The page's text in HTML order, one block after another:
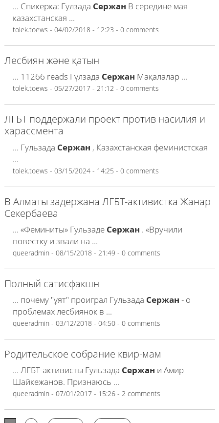
... Спикерка: Гулзада Сержан В середине мая
казахстанская ...
tolek.toews - 04/02/2018 - 12:23 - 0 comments
Лесбиян және қатын
... 11266 reads Гүлзада Сержан Мақалалар ...
tolek.toews - 05/27/2017 - 21:12 - 0 comments
ЛГБТ поддержали проект против насилия и
харассмента
... Гульзада Сержан , Казахстанская феминистская
...
tolek.toews - 03/15/2024 - 14:25 - 0 comments
В Алматы задержана ЛГБТ-активистка Жанар
Секербаева
... «Феминиты» Гульзаде Сержан . «Вручили
повестку и звали на ...
queeradmin - 08/15/2018 - 21:49 - 0 comments
Полный сатисфакшн
... почему "ұят" проиграл Гульзада Сержан - о
проблемах лесбиянок в ...
queeradmin - 03/12/2018 - 04:50 - 0 comments
Родительское собрание квир-мам
... ЛГБТ-активисты Гульзада Сержан и Амир
Шайкежанов. Признаюсь ...
queeradmin - 07/01/2017 - 15:26 - 2 comments